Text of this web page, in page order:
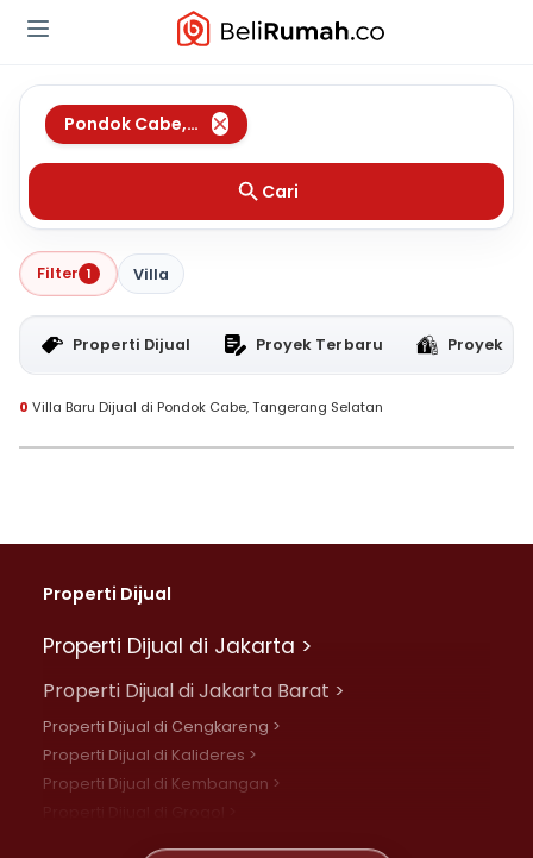
Pondok Cabe, Tangerang Selatan
Cari
Filter 1 Villa
Properti Dijual Proyek Terbaru Proyek
0 Villa Baru Dijual di Pondok Cabe, Tangerang Selatan
Properti Dijual
Properti Dijual di Jakarta >
Properti Dijual di Jakarta Barat >
Properti Dijual di Cengkareng >
Properti Dijual di Kalideres >
Properti Dijual di Kembangan >